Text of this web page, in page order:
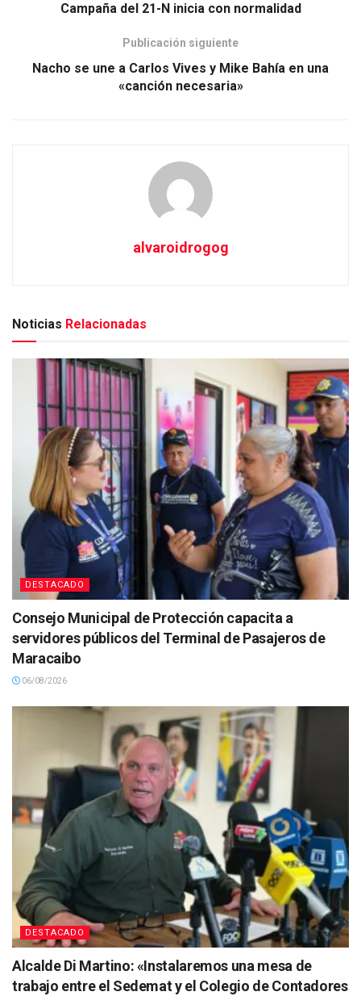
Campaña del 21-N inicia con normalidad
Publicación siguiente
Nacho se une a Carlos Vives y Mike Bahía en una
«canción necesaria»
alvaroidrogog
Noticias Relacionadas
DESTACADO
Consejo Municipal de Protección capacita a
servidores públicos del Terminal de Pasajeros de
Maracaibo
06/08/2026
DESTACADO
Alcalde Di Martino: «Instalaremos una mesa de
trabajo entre el Sedemat y el Colegio de Contadores